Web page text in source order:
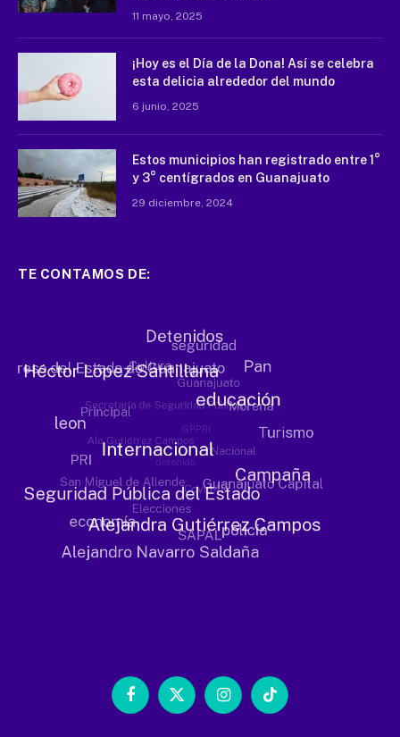
11 mayo, 2025
¡Hoy es el Día de la Dona! Así se celebra
esta delicia alrededor del mundo
6 junio, 2025
Estos municipios han registrado entre 1°
y 3° centígrados en Guanajuato
29 diciembre, 2024
TE CONTAMOS DE:
Facebook
X
InstagramTikTok